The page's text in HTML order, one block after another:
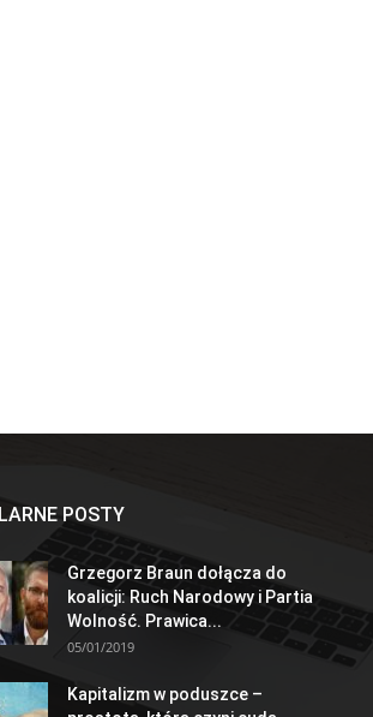
POSTY
Grzegorz Braun dołącza do
koalicji: Ruch Narodowy i Partia
Wolność. Prawica...
05/01/2019
Kapitalizm w poduszce –